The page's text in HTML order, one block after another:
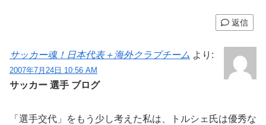
返信
サッカー魂！日本代表＋海外クラブチーム より:
2007年7月24日 10:56 AM
サッカー 選手 ブログ
「選手交代」をもう少し考えた私は、トルシェ氏は優秀な